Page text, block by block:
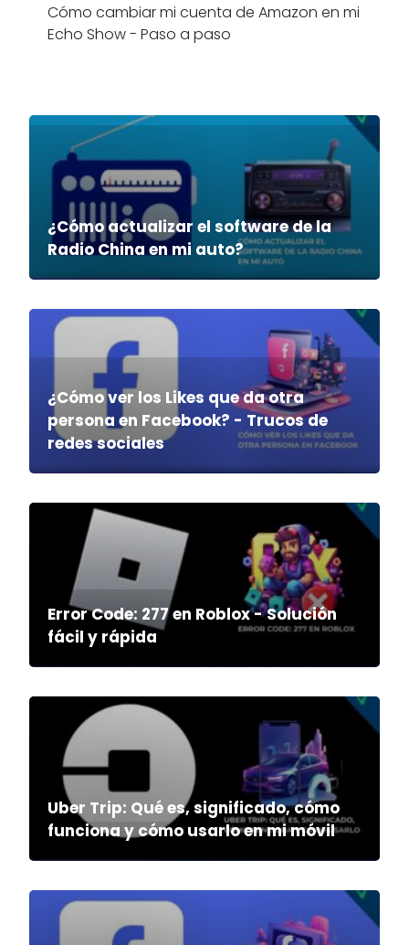
Cómo cambiar mi cuenta de Amazon en mi
Echo Show - Paso a paso
¿Cómo actualizar el software de la
Radio China en mi auto?
¿Cómo ver los Likes que da otra
persona en Facebook? - Trucos de
redes sociales
Error Code: 277 en Roblox - Solución
fácil y rápida
Uber Trip: Qué es, significado, cómo
funciona y cómo usarlo en mi móvil